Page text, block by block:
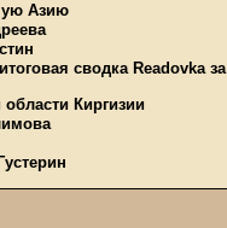
Азию
сводка Readovka за
Киргизии